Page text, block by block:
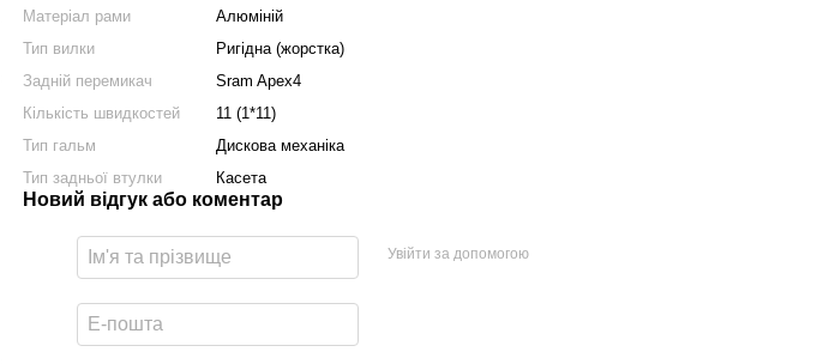
Матеріал рами
Алюміній
Тип вилки
Ригідна (жорстка)
Задній перемикач
Sram Apex4
Кількість швидкостей
11 (1*11)
Тип гальм
Дискова механіка
Тип задньої втулки
Касета
Новий відгук або коментар
Увійти за допомогою